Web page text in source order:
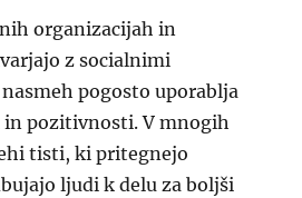
organizacijah in
z socialnimi
pogosto uporablja
pozitivnosti. V mnogih
tisti, ki pritegnejo
ljudi k delu za boljši